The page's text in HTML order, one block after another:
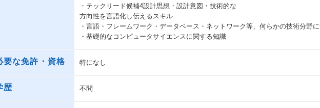
・テックリード候補4設計思想・設計意図・技術的な
方向性を言語化し伝えるスキル
・言語・フレームワーク・データベース・ネットワーク等、何らかの技術分野
・基礎的なコンピュータサイエンスに関する知識
要な免許・資格 特になし
歴 不問